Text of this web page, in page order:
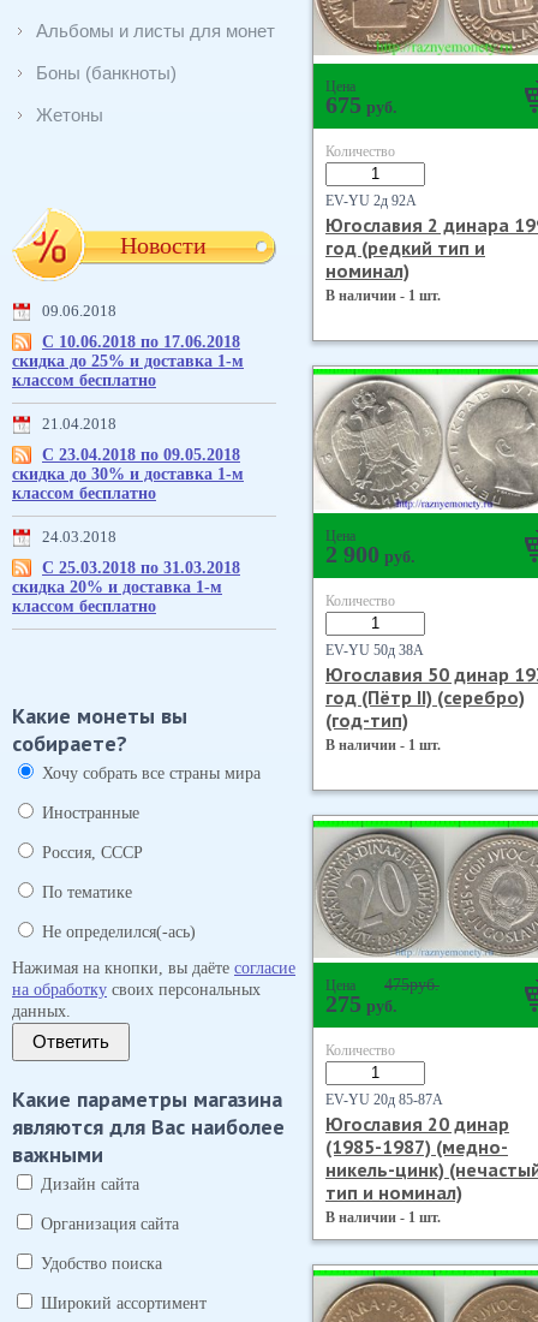
Альбомы и листы для монет
Боны (банкноты)
Жетоны
Новости
09.06.2018
С 10.06.2018 по 17.06.2018
скидка до 25% и доставка 1-м
классом бесплатно
21.04.2018
С 23.04.2018 по 09.05.2018
скидка до 30% и доставка 1-м
классом бесплатно
24.03.2018
С 25.03.2018 по 31.03.2018
скидка 20% и доставка 1-м
классом бесплатно
Какие монеты вы
собираете?
Хочу собрать все страны мира
Иностранные
Россия, СССР
По тематике
Не определился(-ась)
Нажимая на кнопки, вы даёте согласие
на обработку своих персональных
данных.
Ответить
Какие параметры магазина
являются для Вас наиболее
важными
Дизайн сайта
Организация сайта
Удобство поиска
Широкий ассортимент
Цена
675 руб.
Количество
EV-YU 2д 92А
Югославия 2 динара
год (редкий тип и
номинал)
В наличии - 1 шт.
Цена
2 900 руб.
Количество
EV-YU 50д 38А
Югославия 50 динар
год (Пётр II) (серебро)
(год-тип)
В наличии - 1 шт.
Цена 475руб.
275 руб.
Количество
EV-YU 20д 85-87А
Югославия 20 динар
(1985-1987) (медно-
никель-цинк)
тип и номинал)
В наличии - 1 шт.